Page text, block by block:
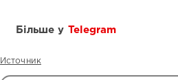
Більше у Telegram
Источник